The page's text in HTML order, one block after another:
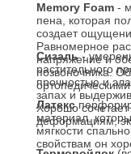
Memory Foam -
пена, которая
создает
Равномерное
напряжение и
позвоночника.
ортопедическими
Сизаль-
растительного
прочностью и
запах и
Хорошо сочетает
деформациям,
Латексперфорированный – пористый экологичный
материал,
мягкости
свойствам он